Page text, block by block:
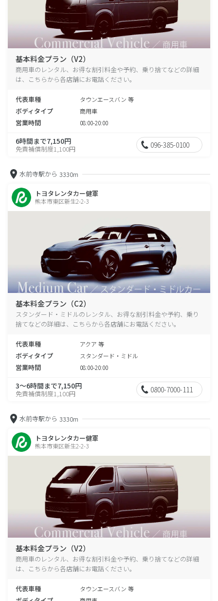
基本料金プラン（V2）
商用車のレンタル、お得な割引料金や予約、乗り捨てなどの詳細
は、こちらから各店舗にお電話ください。
代表車種 タウンエースバン 等
ボディタイプ 商用車
営業時間 08:00-20:00
6時間まで7,150円
免責補償制度1,100円 096-385-0100
水前寺駅から 3330m
トヨタレンタカー健軍
熊本市東区新生2-2-3
基本料金プラン（C2）
スタンダード・ミドルのレンタル、お得な割引料金や予約、乗り
捨てなどの詳細は、こちらから各店舗にお電話ください。
代表車種 アクア 等
ボディタイプ スタンダード・ミドル
営業時間 08:00-20:00
3～6時間まで7,150円
免責補償制度1,100円 0800-7000-111
水前寺駅から 3330m
トヨタレンタカー健軍
熊本市東区新生2-2-3
基本料金プラン（V2）
商用車のレンタル、お得な割引料金や予約、乗り捨てなどの詳細
は、こちらから各店舗にお電話ください。
代表車種 タウンエースバン 等